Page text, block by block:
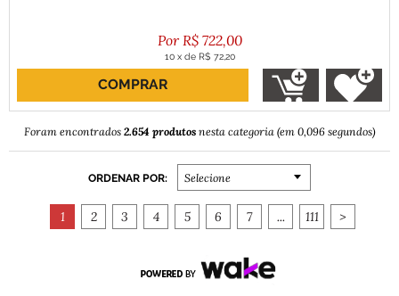
R$ 722,00
10 x de R$ 72,20
ou R$ 649,80 no boleto
COMPRAR
Foram encontrados 2.654 produtosnesta categoria (em 0,096 segundos)
ORDENAR POR: Selecione
1 2 3 4 5 6 7 ... 111 >